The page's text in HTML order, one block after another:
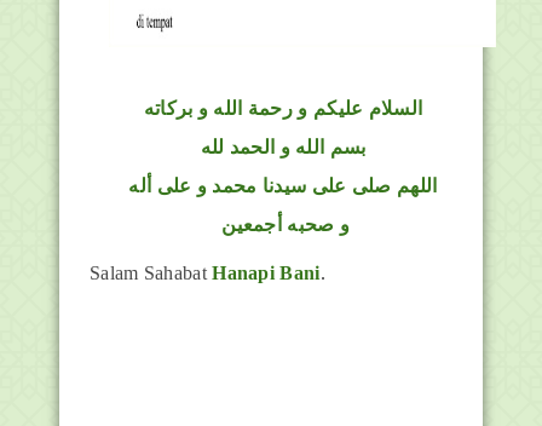
السلام عليكم و رحمة الله و بركاته
بسم الله و الحمد لله
اللهم صلى على سيدنا محمد و على أله
و صحبه أجمعين
Salam Sahabat Hanapi Bani.